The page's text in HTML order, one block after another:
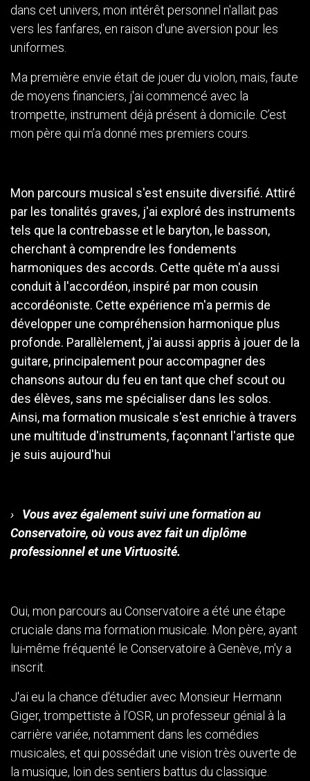
dans cet univers, mon intérêt personnel n'allait pas
vers les fanfares, en raison d'une aversion pour les
uniformes.
Ma première envie était de jouer du violon, mais, faute
de moyens financiers, j'ai commencé avec la
trompette, instrument déjà présent à domicile. C’est
mon père qui m’a donné mes premiers cours.
Mon parcours musical s'est ensuite diversifié. Attiré
par les tonalités graves, j'ai exploré des instruments
tels que la contrebasse et le baryton, le basson,
cherchant à comprendre les fondements
harmoniques des accords. Cette quête m'a aussi
conduit à l'accordéon, inspiré par mon cousin
accordéoniste. Cette expérience m'a permis de
développer une compréhension harmonique plus
profonde. Parallèlement, j'ai aussi appris à jouer de la
guitare, principalement pour accompagner des
chansons autour du feu en tant que chef scout ou
des élèves, sans me spécialiser dans les solos.
Ainsi, ma formation musicale s'est enrichie à travers
une multitude d'instruments, façonnant l'artiste que
je suis aujourd'hui
› Vous avez également suivi une formation au
Conservatoire, où vous avez fait un diplôme
professionnel et une Virtuosité.
Oui, mon parcours au Conservatoire a été une étape
cruciale dans ma formation musicale. Mon père, ayant
lui-même fréquenté le Conservatoire à Genève, m'y a
inscrit.
J'ai eu la chance d'étudier avec Monsieur Hermann
Giger, trompettiste à l’OSR, un professeur génial à la
carrière variée, notamment dans les comédies
musicales, et qui possédait une vision très ouverte de
la musique, loin des sentiers battus du classique.